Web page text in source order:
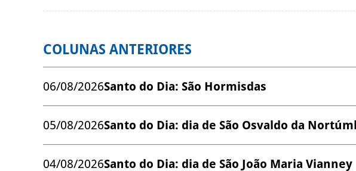
COLUNAS ANTERIORES
06/08/2026Santo do Dia: São Hormisdas
05/08/2026Santo do Dia: dia de São Osvaldo da
04/08/2026Santo do Dia: dia de São João Maria Vianney